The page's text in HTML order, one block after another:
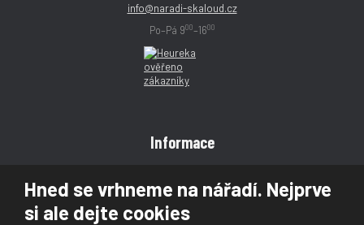
Hned se vrhneme na nářadí. Nejprve
si ale dejte cookies
info@naradi-skaloud.cz
Po–Pá 900–1600
Informace
Reklamace
Magazín